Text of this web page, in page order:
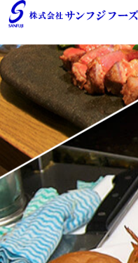
企業情報
店舗情報
社員紹介